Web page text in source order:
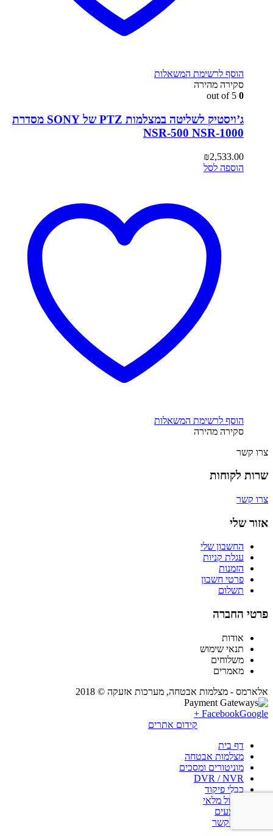
הוסף לרשימת המשאלות
סקירה מהירה
0
ג’ויסטיק לשליטה במצלמות PTZ של SONY מסדרת
NSR-500 NSR-1000
₪2,533.00
הוספה לסל
הוסף לרשימת המשאלות
סקירה מהירה
צרו קשר
שרות לקוחות
צרו קשר
אזור שלי
החשבון שלי
עגלת קניות
הזמנות
פרטי חשבון
תשלום
פרטי החברה
אודות
תנאי שימוש
משלוחים
מאמרים
אלארמס - מצלמות אבטחה, מערכות אזעקה © 2018
FacebookGoogle +
קידום אתרים
דף בית
מצלמות אבטחה
מוניטורים ומסכים
DVR / NVR
כבלי פיקוד
חיסול מלאי
מבצעים
צור קשר